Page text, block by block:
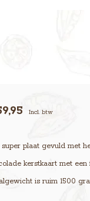
Incl. btw
super plaat gevuld met
kerstkaart met
is ruim 1500